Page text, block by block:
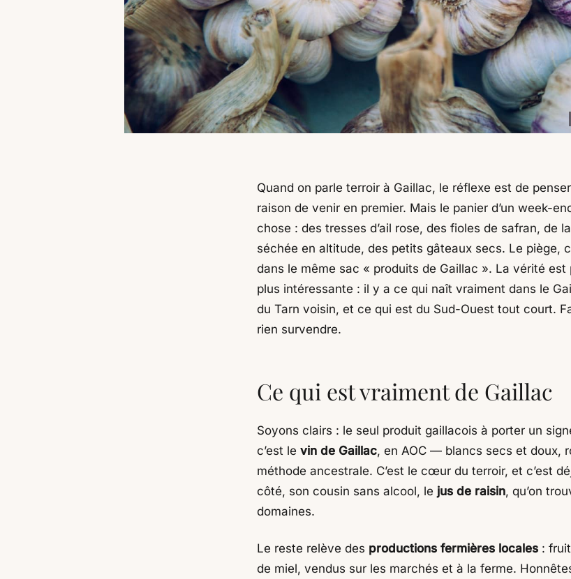
Quand on parle terroir à Gaillac, le réflexe est de
raison de venir en premier. Mais le panier d’un week-
chose : des tresses d’ail rose, des fioles de safran, de
séchée en altitude, des petits gâteaux secs. Le piège,
dans le même sac « produits de Gaillac ». La vérité est
plus intéressante : il y a ce qui naît vraiment dans le
du Tarn voisin, et ce qui est du Sud-Ouest tout court.
rien survendre.
Ce qui est vraiment de Gaillac
Soyons clairs : le seul produit gaillacois à porter un
c’est le vin de Gaillac, en AOC — blancs secs et doux,
méthode ancestrale. C’est le cœur du terroir, et c’est
côté, son cousin sans alcool, le jus de raisin, qu’on
domaines.
Le reste relève des productions fermières locales :
de miel, vendus sur les marchés et à la ferme.